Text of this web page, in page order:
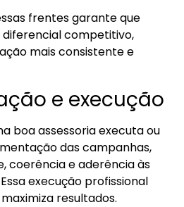
frentes garante que
competitivo,
mais consistente e
e execução
boa assessoria executa ou
das campanhas,
coerência e aderência às
execução profissional
resultados.